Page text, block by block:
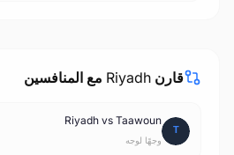
قارن Riyadh مع المنافسين
Riyadh vs Taawoun
وجهًا لوجه